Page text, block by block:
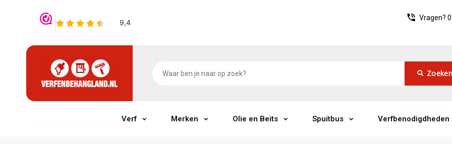
Vragen?
Zoeken
Verf Merken Olie en Beits Spuitbus Verfbenodigdheden